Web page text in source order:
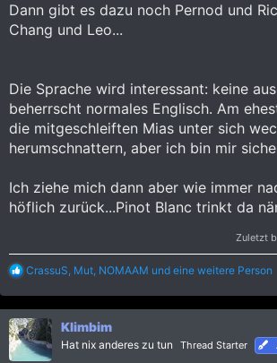
Dann gibt es dazu noch Pernod und
Chang und Leo...
Die Sprache wird interessant: keine
beherrscht normales Englisch. Am
die mitgeschleiften Mias unter sich
herumschnattern, aber ich bin mir
Ich ziehe mich dann aber wie immer
höflich zurück...Pinot Blanc trinkt da
Zuletzt
R
a
k
t
i
o
CrassuS Mut NOMAAM und eine weitere Person
Klimbim
Hat nix anderes zu tun Thread Starter